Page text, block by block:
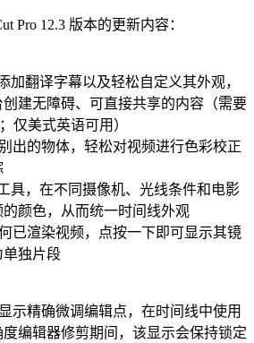
Pro 12.3 版本的更新内容：
加翻译字幕以及轻松自定义其外观，
建无障碍、可直接共享的内容（需要
仅美式英语可用）
出的物体，轻松对视频进行色彩校正
具，在不同摄像机、光线条件和电影
颜色，从而统一时间线外观
已渲染视频，点按一下即可显示其镜
单独片段
示精确微调编辑点，在时间线中使用
编辑器修剪期间，该显示会保持锁定